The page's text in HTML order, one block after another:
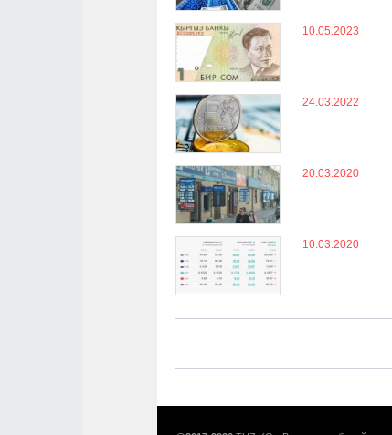
10.05.2023
24.03.2022
20.03.2020
10.03.2020